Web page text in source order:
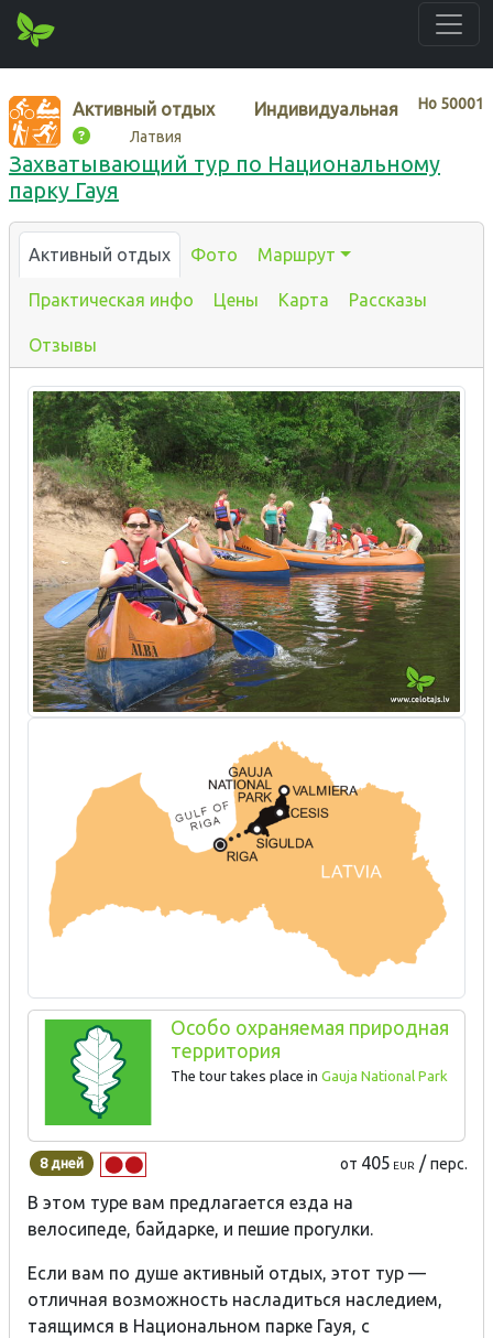
Нo 50001
Активный отдых Индивидуальная
Латвия
Захватывающий тур по Национальному
парку Гауя
Активный отдых Фото Маршрут
Практическая инфо Цены Карта Рассказы
Отзывы
Особо охраняемая природная
территория
The tour takes place in Gauja National Park
от 405 EUR /перс.
8 дней
В этом туре вам предлагается езда на
велосипеде, байдарке, и пешие прогулки.
Если вам по душе активный отдых, этот тур —
отличная возможность насладиться наследием,
таящимся в Национальном парке Гауя, с